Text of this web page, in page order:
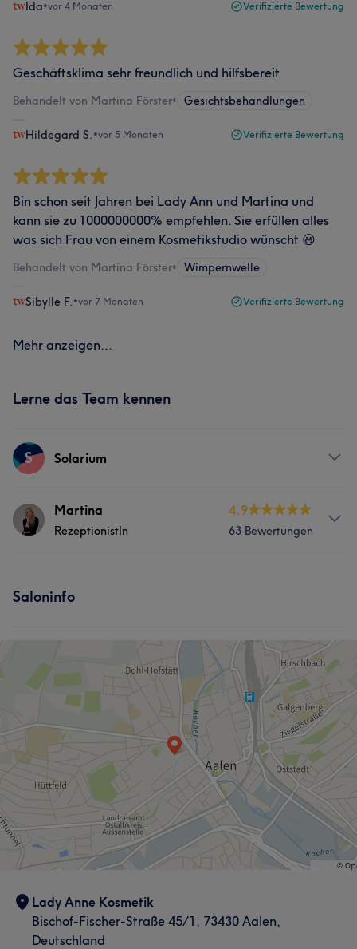
Ida•vor 4 Monaten Verifizierte Bewertung
Geschäftsklima sehr freundlich und hilfsbereit
Behandelt von Martina Förster• Gesichtsbehandlungen
Hildegard S. •vor 5 Monaten Verifizierte Bewertung
Bin schon seit Jahren bei Lady Ann und Martina und
kann sie zu 1000000000% empfehlen. Sie erfüllen alles
was sich Frau von einem Kosmetikstudio wünscht 😃
Behandelt von Martina Förster• Wimpernwelle
Sibylle F. •vor 7 Monaten Verifizierte Bewertung
Mehr anzeigen...
Lerne das Team kennen
S Solarium
ServicesMartina
RezeptionistIn
4.9
63 Bewertungen
Saloninfo
Lady Anne Kosmetik
Bischof-Fischer-Straße 45/1, 73430 Aalen,
Deutschland